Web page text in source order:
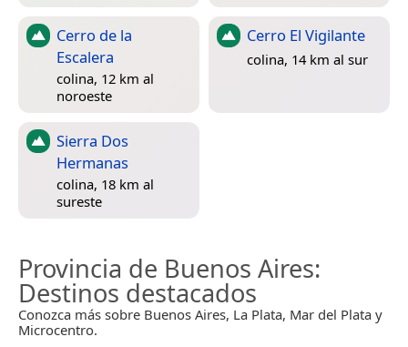
Cerro de la
Escalera
colina, 12 km al
noroeste
Cerro El Vigilante
colina, 14 km al sur
Sierra Dos
Hermanas
colina, 18 km al
sureste
Provincia de Buenos Aires:
Destinos destacados
Conozca más sobre Buenos Aires, La Plata, Mar del Plata y
Microcentro.